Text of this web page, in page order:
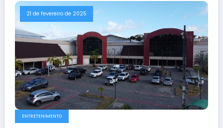
21 de fevereiro de 2025
ENTRETENIMENTO